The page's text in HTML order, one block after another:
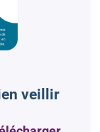
veillir